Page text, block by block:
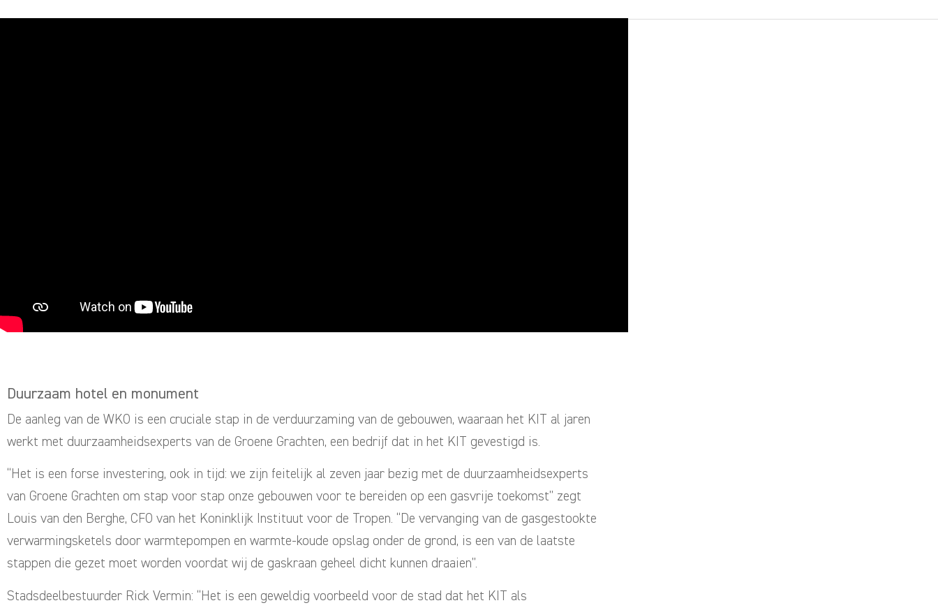
Duurzaam hotel en monument
De aanleg van de WKO is een cruciale stap in de verduurzaming van de gebouwen, waaraan het KIT al jaren
werkt met duurzaamheidsexperts van de Groene Grachten, een bedrijf dat in het KIT gevestigd is.
“Het is een forse investering, ook in tijd: we zijn feitelijk al zeven jaar bezig met de duurzaamheidsexperts
van Groene Grachten om stap voor stap onze gebouwen voor te bereiden op een gasvrije toekomst” zegt
Louis van den Berghe, CFO van het Koninklijk Instituut voor de Tropen. “De vervanging van de gasgestookte
verwarmingsketels door warmtepompen en warmte-koude opslag onder de grond, is een van de laatste
stappen die gezet moet worden voordat wij de gaskraan geheel dicht kunnen draaien”.
Stadsdeelbestuurder Rick Vermin: “Het is een geweldig voorbeeld voor de stad dat het KIT als